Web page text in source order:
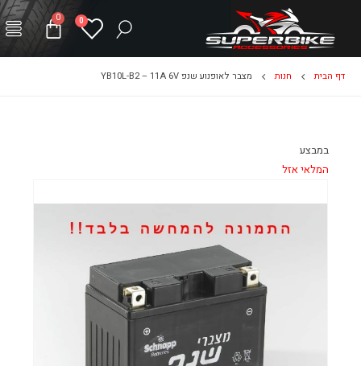
0
0
דף הבית חנות מצבר לאופנוע שנפ YB10L-B2 – 11A 6V
במבצע
המלאי אזל